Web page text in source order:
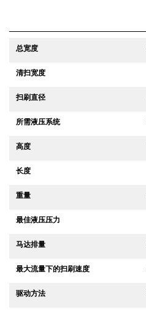
总宽度
清扫宽度
扫刷直径
所需液压系统
高度
长度
重量
最佳液压压力
马达排量
最大流量下的扫刷速度
驱动方法